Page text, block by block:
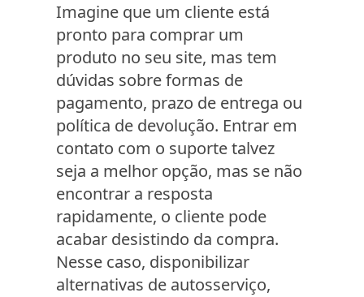
Imagine que um cliente está
pronto para comprar um
produto no seu site, mas tem
dúvidas sobre formas de
pagamento, prazo de entrega ou
política de devolução. Entrar em
contato com o suporte talvez
seja a melhor opção, mas se não
encontrar a resposta
rapidamente, o cliente pode
acabar desistindo da compra.
Nesse caso, disponibilizar
alternativas de autosserviço,